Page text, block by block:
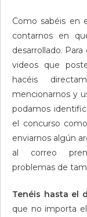
Como sabéis en
contarnos en
desarrollado.
videos que
hacéis
mencionarnos y
podamos
el concurso
enviarnos algún
al correo
problemas de
Tenéis hasta el
que no importa